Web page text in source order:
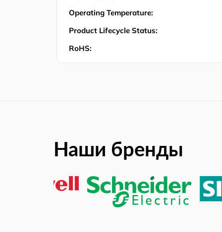
Operating Temperature:
Product Lifecycle Status:
RoHS:
Наши бренды